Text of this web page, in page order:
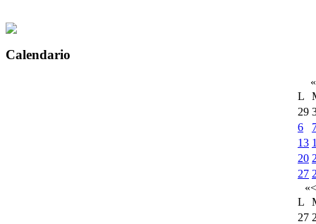
Calendario
«
L
29
6
13
20
27
«<
L
27